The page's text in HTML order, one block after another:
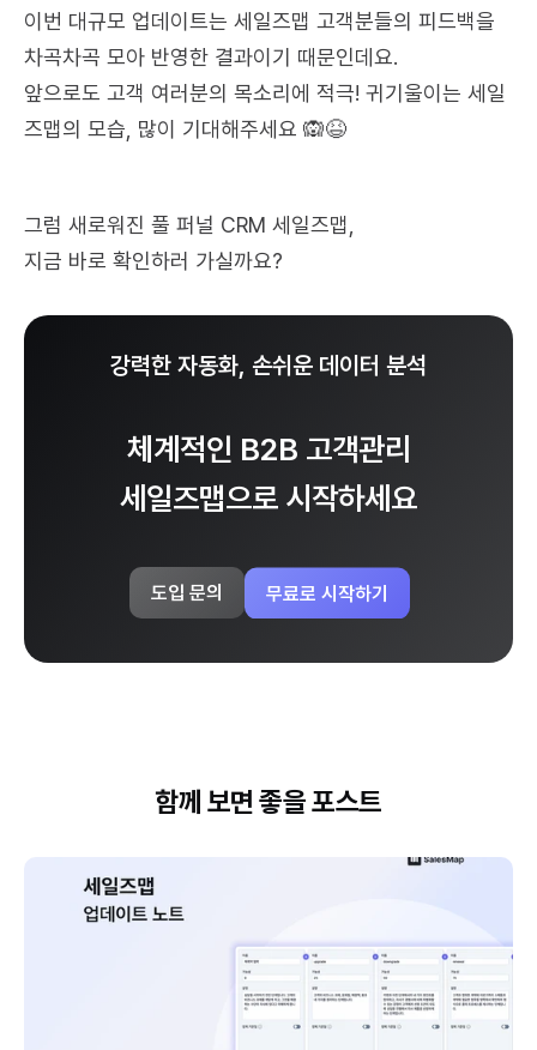
이번 대규모 업데이트는 세일즈맵 고객분들의 피드백을
차곡차곡 모아 반영한 결과이기 때문인데요.
앞으로도 고객 여러분의 목소리에 적극! 귀기울이는 세일
즈맵의 모습, 많이 기대해주세요 🙉😆
그럼 새로워진 풀 퍼널 CRM 세일즈맵,
지금 바로 확인하러 가실까요?
강력한 자동화, 손쉬운 데이터 분석
체계적인 B2B 고객관리
세일즈맵으로 시작하세요
도입 문의 무료로 시작하기
함께 보면 좋을 포스트